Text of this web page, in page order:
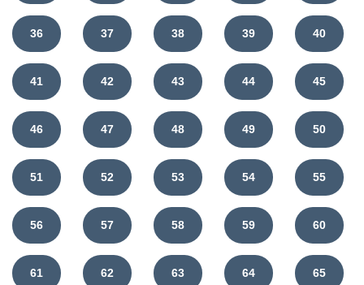
36 37 38 39 40
41 42 43 44 45
46 47 48 49 50
51 52 53 54 55
56 57 58 59 60
61 62 63 64 65